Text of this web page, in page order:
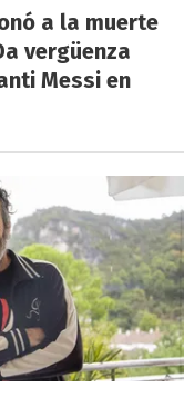
a la muerte
vergüenza
Messi en